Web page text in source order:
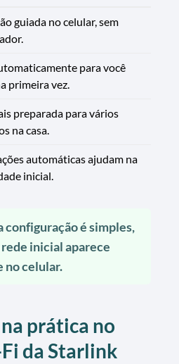
guiada no celular, sem
para você
primeira vez.
preparada para vários
na casa.
automáticas ajudam na
inicial.
configuração é simples,
inicial aparece
no celular.
prática no
da Starlink